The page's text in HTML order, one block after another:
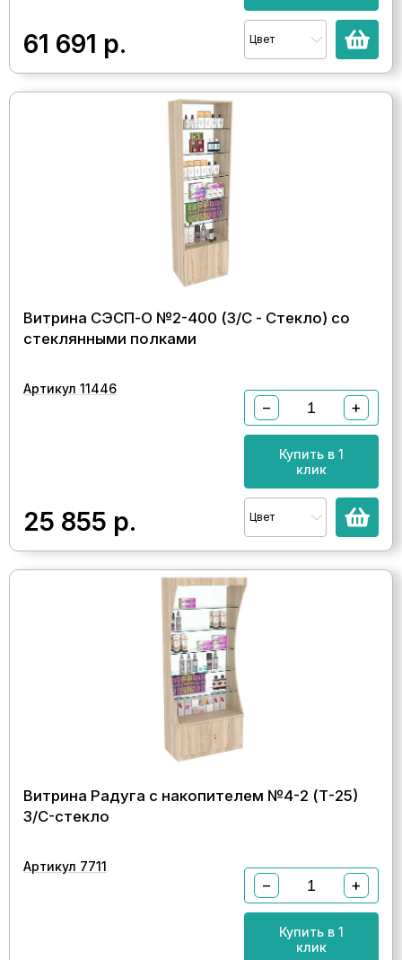
61 691 р. Цвет
Витрина СЭСП-О №2-400 (З/C - Стекло) со
стеклянными полками
Артикул 11446
25 855 р.
− +
Купить в 1
клик
Цвет
Витрина Радуга с накопителем №4-2 (Т-25)
З/C-стекло
Артикул 7711
− +
Купить в 1
клик